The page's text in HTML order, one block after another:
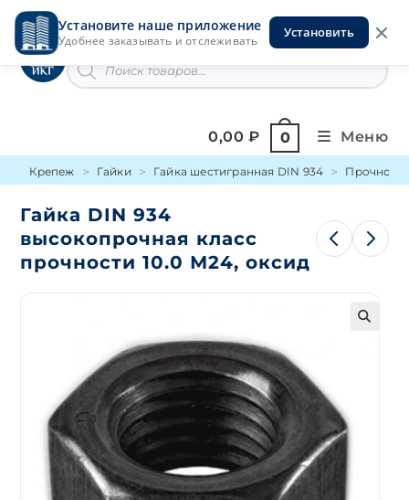
Установите наше приложение
Удобнее заказывать и отслеживать
Установить
Перейти
содержимомуИнструменты на Горской
товаров
0,00₽ 0 Меню
Крепеж Гайки Гайка шестигранная DIN 934
Гайка DIN 934
высокопрочная класс
прочности 10.0 М24, оксид